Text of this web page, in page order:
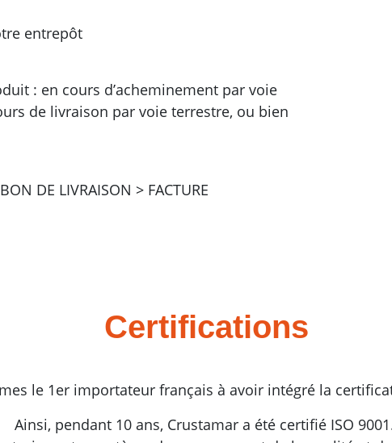
entrepôt
: en cours d’acheminement par voie
de livraison par voie terrestre, ou bien
DE LIVRAISON > FACTURE
Certifications
le 1er importateur français à avoir intégré la
Ainsi, pendant 10 ans, Crustamar a été certifié ISO